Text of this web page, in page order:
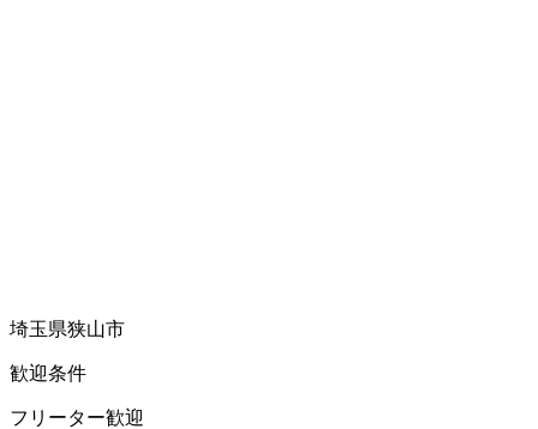
埼玉県狭山市
歓迎条件
フリーター歓迎